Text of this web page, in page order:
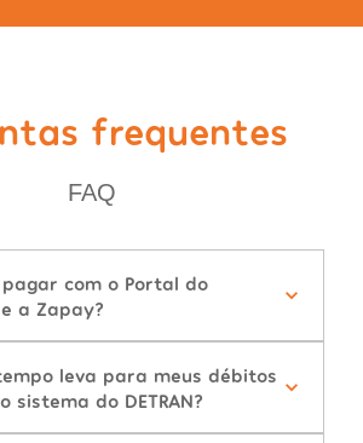
frequentes
FAQ
pagar com o Portal do
a Zapay?
leva para meus débitos
sistema do DETRAN?